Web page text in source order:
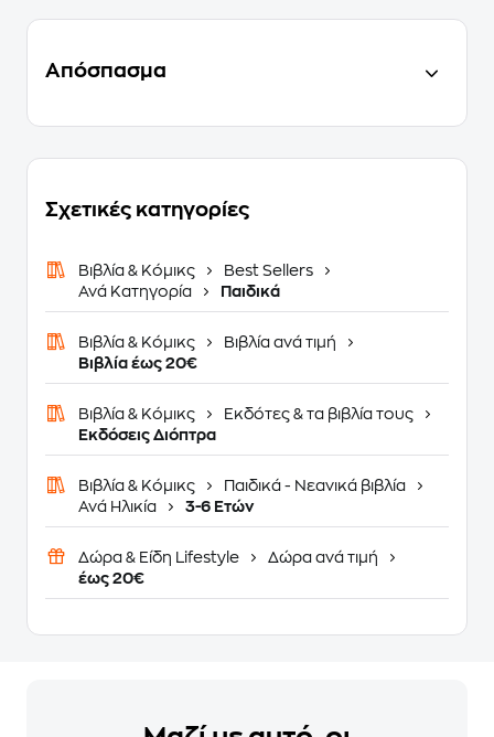
Απόσπασμα
Σχετικές κατηγορίες
Βιβλία & Κόμικς
Best Sellers
Ανά Κατηγορία
Παιδικά
Βιβλία & Κόμικς
Βιβλία ανά τιμή
Βιβλία έως 20€
Βιβλία & Κόμικς
Εκδότες & τα βιβλία τους
Εκδόσεις Διόπτρα
Βιβλία & Κόμικς
Παιδικά - Νεανικά βιβλία
Ανά Ηλικία
3-6 Ετών
Δώρα & Είδη Lifestyle
Δώρα ανά τιμή
έως 20€